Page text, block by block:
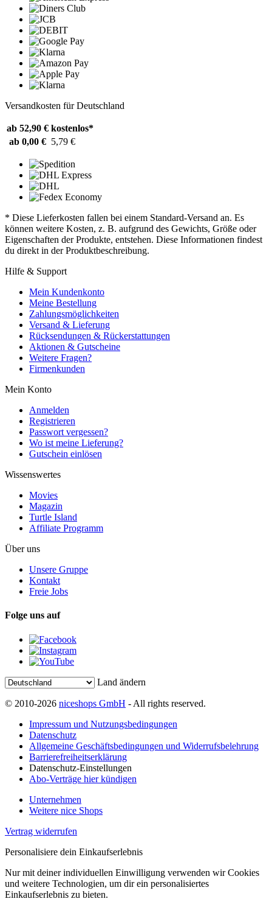
Versandkosten für Deutschland
ab 52,90 € kostenlos*
ab 0,00 € 5,79 €
* Diese Lieferkosten fallen bei einem Standard-Versand an. Es
können weitere Kosten, z. B. aufgrund des Gewichts, Größe oder
Eigenschaften der Produkte, entstehen. Diese Informationen findest
du direkt in der Produktbeschreibung.
Hilfe & Support
Mein Kundenkonto
Meine Bestellung
Zahlungsmöglichkeiten
Versand & Lieferung
Rücksendungen & Rückerstattungen
Aktionen & Gutscheine
Weitere Fragen?
Firmenkunden
Mein Konto
Anmelden
Registrieren
Passwort vergessen?
Wo ist meine Lieferung?
Gutschein einlösen
Wissenswertes
Movies
Magazin
Turtle Island
Affiliate Programm
Über uns
Unsere Gruppe
Kontakt
Freie Jobs
Folge uns auf
Land ändern
© 2010-2026 niceshops GmbH - All rights reserved.
Impressum und Nutzungsbedingungen
Datenschutz
Allgemeine Geschäftsbedingungen und Widerrufsbelehrung
Barrierefreiheitserklärung
Datenschutz-Einstellungen
Abo-Verträge hier kündigen
Unternehmen
Weitere nice Shops
Vertrag widerrufen
Personalisiere dein Einkaufserlebnis
Nur mit deiner individuellen Einwilligung verwenden wir Cookies
und weitere Technologien, um dir ein personalisiertes
Einkaufserlebnis zu bieten.